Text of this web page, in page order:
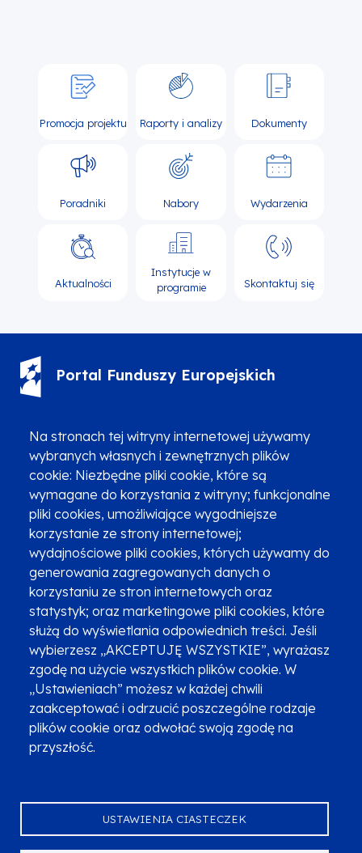
Na stronach tej witryny internetowej używamy
wybranych własnych i zewnętrznych plików
cookie: Niezbędne pliki cookie, które są
wymagane do korzystania z witryny; funkcjonalne
pliki cookies, umożliwiające wygodniejsze
korzystanie ze strony internetowej;
wydajnościowe pliki cookies, których używamy do
generowania zagregowanych danych o
korzystaniu ze stron internetowych oraz
statystyk; oraz marketingowe pliki cookies, które
służą do wyświetlania odpowiednich treści. Jeśli
wybierzesz „AKCEPTUJĘ WSZYSTKIE”, wyrażasz
zgodę na użycie wszystkich plików cookie. W
„Ustawieniach” możesz w każdej chwili
zaakceptować i odrzucić poszczególne rodzaje
plików cookie oraz odwołać swoją zgodę na
przyszłość.
USTAWIENIA CIASTECZEK
Promocja projektu Raporty i analizy Dokumenty
Poradniki Nabory Wydarzenia
Aktualności
Instytucje w
programie
Skontaktuj się
Portal Funduszy Europejskich
Zgłoszenia podejrzenia niezgodności z KPP i KPON
Newsletter
Fundusze SMS-em
Najczęściej zadawane pytania
Promocja projektu
Zobacz inne programy
Poznaj Fundusze 2014-2020
Deklaracja dostępności
Polityka prywatności
Przetwarzanie danych osobowych
Zgłoś błąd Mapa strony